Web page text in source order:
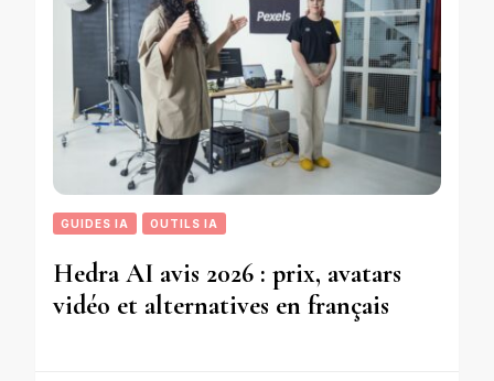
GUIDES IA OUTILS IA
Hedra AI avis 2026 : prix, avatars
vidéo et alternatives en français